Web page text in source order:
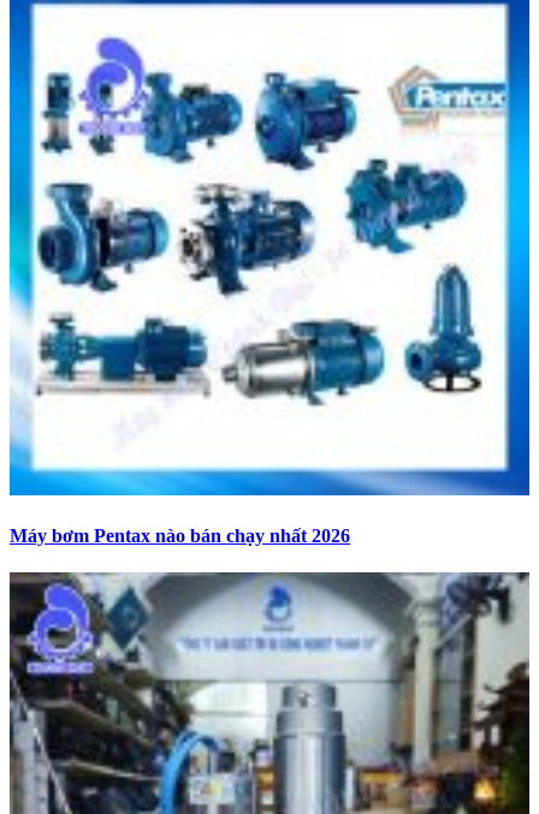
Máy bơm Pentax nào bán chạy nhất 2026